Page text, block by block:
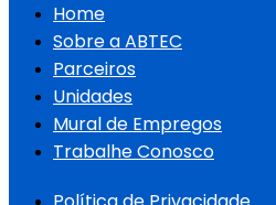
Home
Sobre a ABTEC
Parceiros
Unidades
Mural de Empregos
Trabalhe Conosco